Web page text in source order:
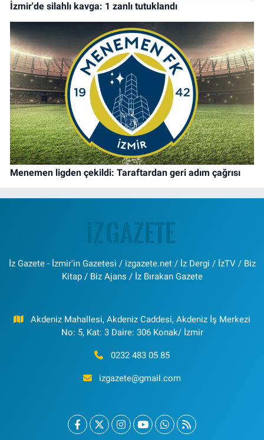
İzmir'de silahlı kavga: 1 zanlı tutuklandı
Menemen ligden çekildi: Taraftardan geri adım çağrısı
İz Gazete - İzmir'in Gazetesi / izgazete.net / İz Dergi / İzTV / Biz
Kitap / Biz Ajans / İz Bırakan Gazete
Akdeniz Mahallesi, Akdeniz Caddesi, Akdeniz İş Merkezi
No: 5, Kat: 3 Daire: 306 Konak/ İzmir
0232 483 05 85
izgazete@gmail.com